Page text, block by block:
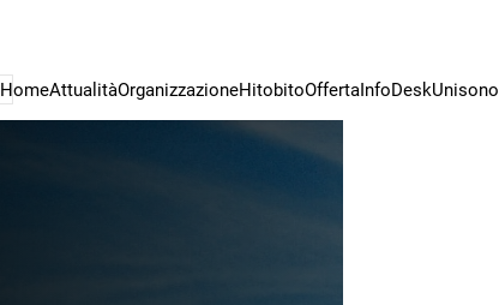
HomeAttualitàOrganizzazioneHitobitoOffertaInfoDeskUnisono